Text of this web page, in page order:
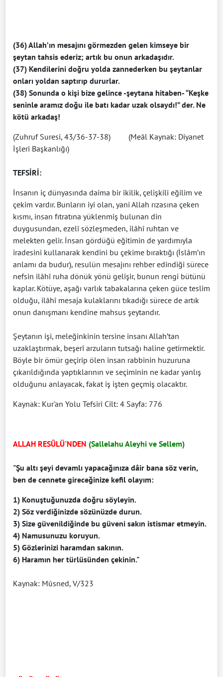
(36) Allah’ın mesajını görmezden gelen kimseye bir
şeytan tahsis ederiz; artık bu onun arkadaşıdır.
(37) Kendilerini doğru yolda zannederken bu şeytanlar
onları yoldan saptırıp dururlar.
(38) Sonunda o kişi bize gelince -şeytana hitaben- “Keşke
seninle aramız doğu ile batı kadar uzak olsaydı!” der. Ne
kötü arkadaş!
(Zuhruf Suresi, 43/36-37-38) (Meâl Kaynak: Diyanet
İşleri Başkanlığı)
TEFSİRİ:
İnsanın iç dünyasında daima bir ikilik, çelişkili eğilim ve
çekim vardır. Bunların iyi olan, yani Allah rızasına çeken
kısmı, insan fıtratına yüklenmiş bulunan din
duygusundan, ezelî sözleşmeden, ilâhî ruhtan ve
melekten gelir. İnsan gördüğü eğitimin de yardımıyla
iradesini kullanarak kendini bu çekime bıraktığı (İslâm’ın
anlamı da budur), resulün mesajını rehber edindiği sürece
nefsin ilâhî ruha dönük yönü gelişir, bunun rengi bütünü
kaplar. Kötüye, aşağı varlık tabakalarına çeken güce teslim
olduğu, ilâhî mesaja kulaklarını tıkadığı sürece de artık
onun danışmanı kendine mahsus şeytandır.
Şeytanın işi, meleğinkinin tersine insanı Allah’tan
uzaklaştırmak, beşerî arzuların tutsağı haline getirmektir.
Böyle bir ömür geçirip ölen insan rabbinin huzuruna
çıkarıldığında yaptıklarının ve seçiminin ne kadar yanlış
olduğunu anlayacak, fakat iş işten geçmiş olacaktır.
Kaynak: Kur'an Yolu Tefsiri Cilt: 4 Sayfa: 776
ALLAH RESÛLÜ'NDEN (Sallelahu Aleyhi ve Sellem)
"Şu altı şeyi devamlı yapacağınıza dâir bana söz verin,
ben de cen­nete gireceğinize kefil olayım:
1) Konuştuğunuzda doğru söyleyin.
2) Söz verdiğinizde sözünüzde durun.
3) Size güvenildiğinde bu güveni sakın istismar etmeyin.
4) Namusunuzu koruyun.
5) Gözlerinizi haramdan sakının.
6) Haramın her türlüsünden çekinin."
Kaynak: Mûsned, V/323